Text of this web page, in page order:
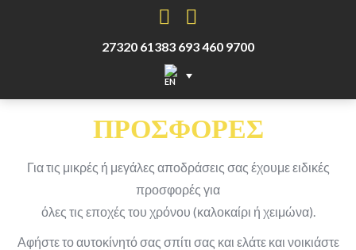
27320 61383 693 460 9700
ΠΡΟΣΦΟΡΕΣ
Για τις μικρές ή μεγάλες αποδράσεις σας έχουμε ειδικές
προσφορές για
όλες τις εποχές του χρόνου (καλοκαίρι ή χειμώνα).
Αφήστε το αυτοκίνητό σας σπίτι σας και ελάτε και νοικιάστε